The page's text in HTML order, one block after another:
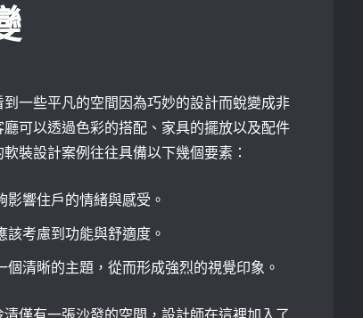
一些平凡的空間因為巧妙的設計而蛻變成非
可以透過色彩的搭配、家具的擺放以及配件
裝設計案例往往具備以下幾個要素：
影響住戶的情緒與感受。
考慮到功能與舒適度。
個清晰的主題，從而形成強烈的視覺印象。